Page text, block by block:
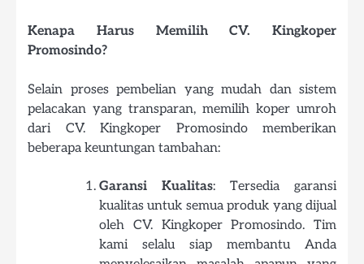
Kenapa Harus Memilih CV. Kingkoper
Promosindo?
Selain proses pembelian yang mudah dan sistem
pelacakan yang transparan, memilih koper umroh
dari CV. Kingkoper Promosindo memberikan
beberapa keuntungan tambahan:
Garansi Kualitas: Tersedia garansi
kualitas untuk semua produk yang dijual
oleh CV. Kingkoper Promosindo. Tim
kami selalu siap membantu Anda